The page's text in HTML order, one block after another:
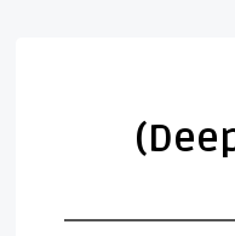
الخثار الوريدي العميق ( Deep vein thrombosis)